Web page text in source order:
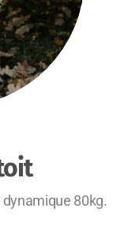
80kg.